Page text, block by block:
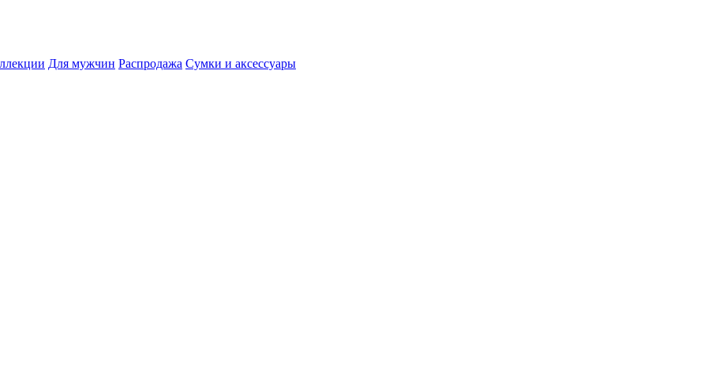
Для мужчин Распродажа Сумки и аксессуары